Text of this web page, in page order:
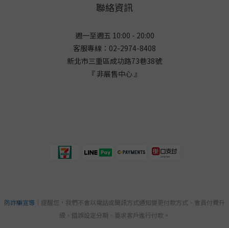
聯絡資訊
週一至週五 10:00 - 20:00
客服專線：02-2974-8408
新北市三重區成功路73巷38號
『 非展售中心 』
防詐騙宣導 ｜提醒您，我們不會以電話或簡訊方式通知變更付款方式、會員付費升
級、錯誤設定分期、要求客戶進行付款。